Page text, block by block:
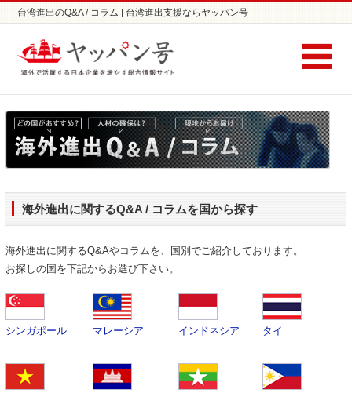
台湾進出のQ&A / コラム | 台湾進出支援ならヤッパン号
海外進出に関するQ&A / コラムを国から探す
海外進出に関するQ&Aやコラムを、国別でご紹介しております。
お探しの国を下記からお選び下さい。
シンガポール マレーシア インドネシア タイ